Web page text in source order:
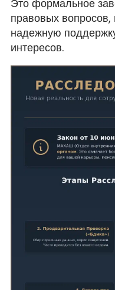
Это формальное
правовых
надежную
интересов.